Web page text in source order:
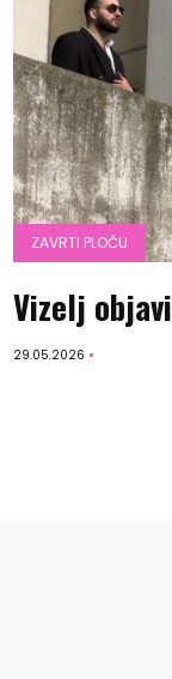
ZAVRTI PLOČU
Vizelj
29.05.2026